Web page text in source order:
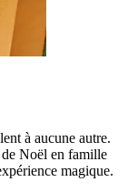
à aucune autre.
Noël en famille
magique.